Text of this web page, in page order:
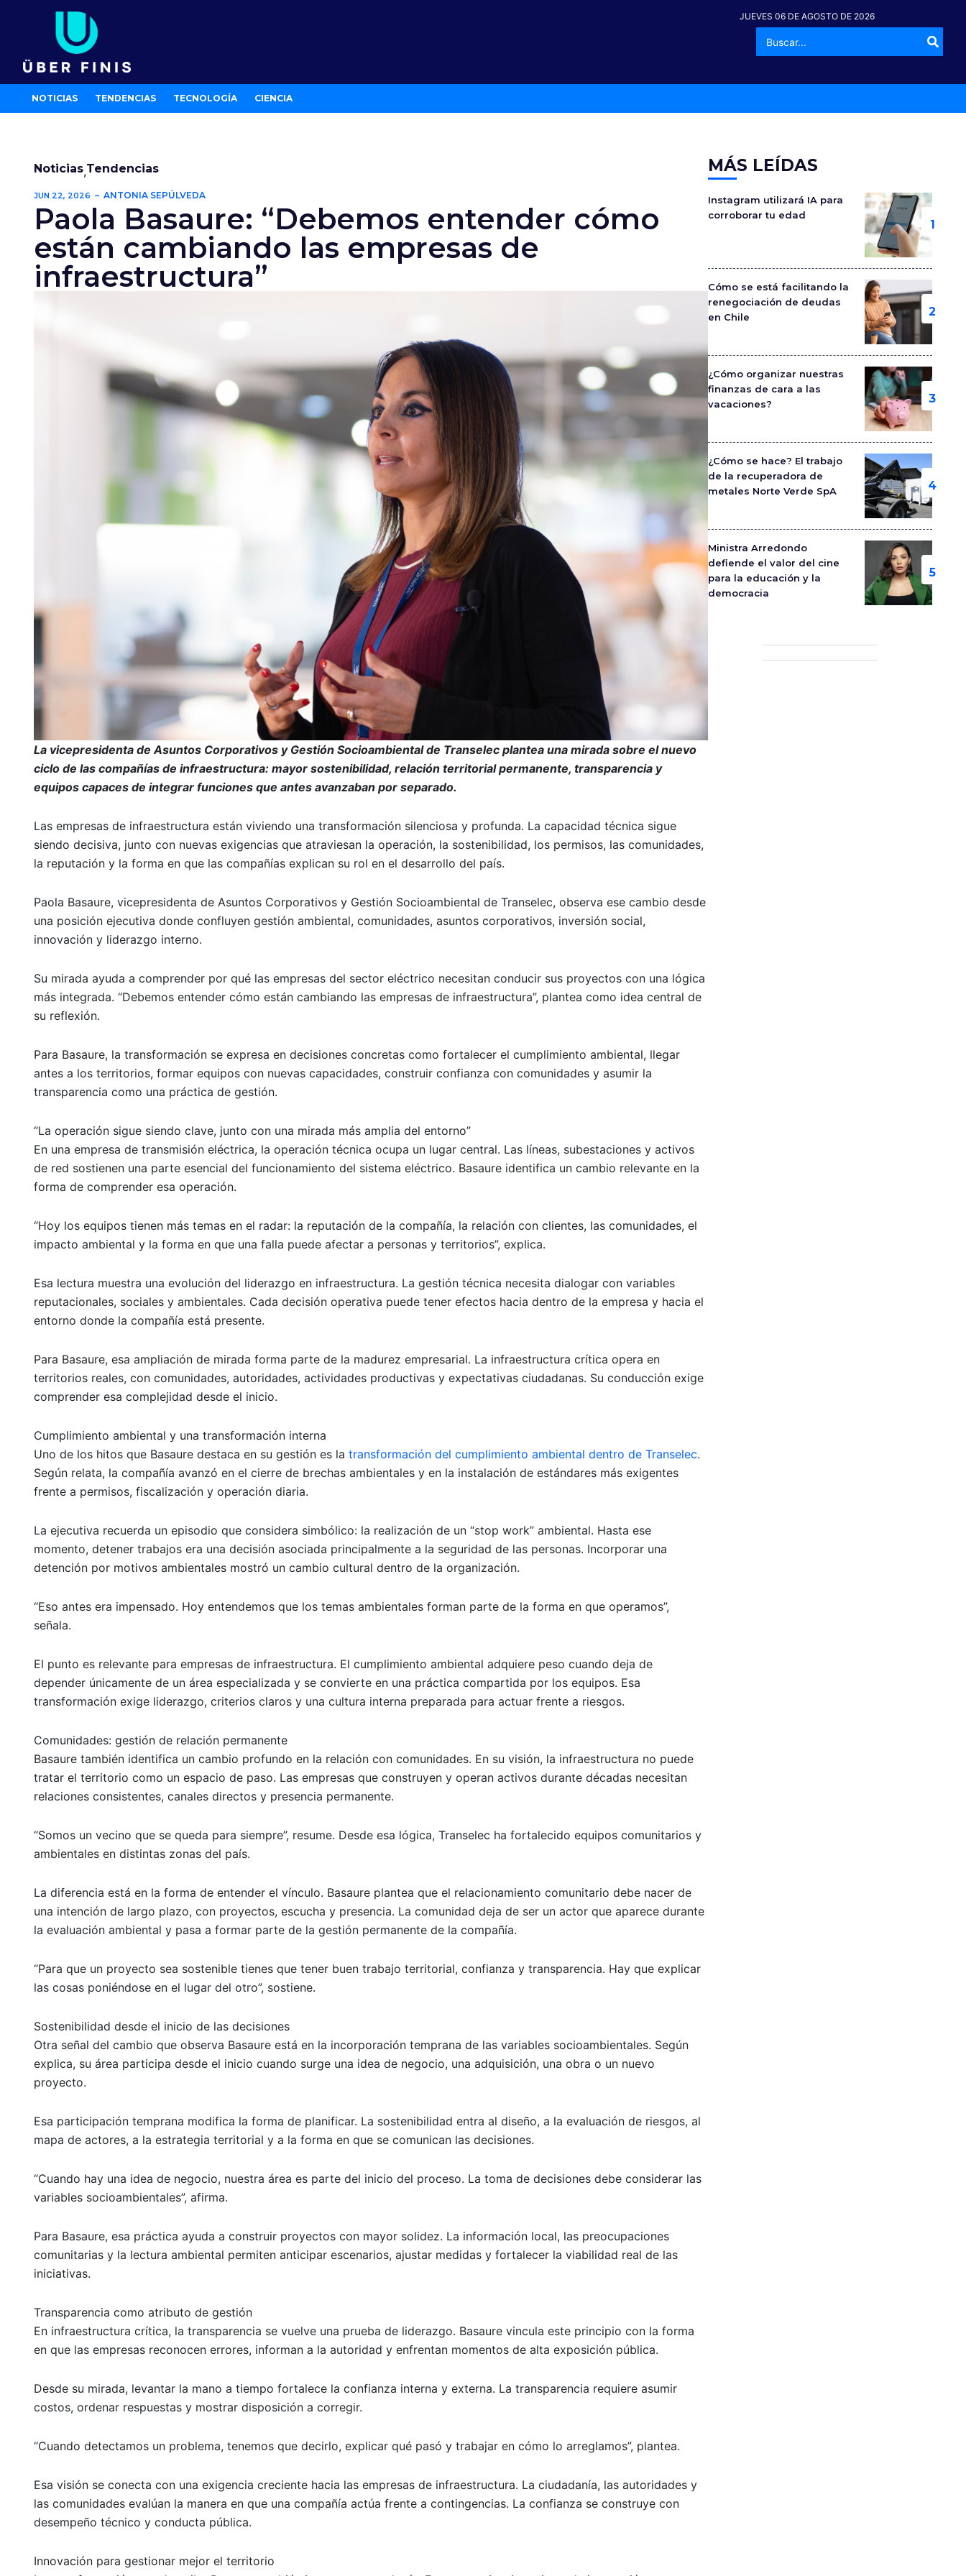
JUEVES 06 DE AGOSTO DE 2026
-º
por:
NOTICIAS TENDENCIAS TECNOLOGÍA CIENCIA
Noticias,Tendencias
JUN 22, 2026 ANTONIA SEPÚLVEDA
Paola Basaure: “Debemos entender cómo
están cambiando las empresas de
infraestructura”
La vicepresidenta de Asuntos Corporativos y Gestión Socioambiental de Transelec plantea una mirada sobre el nuevo
ciclo de las compañías de infraestructura: mayor sostenibilidad, relación territorial permanente, transparencia y
equipos capaces de integrar funciones que antes avanzaban por separado.
Las empresas de infraestructura están viviendo una transformación silenciosa y profunda. La capacidad técnica sigue
siendo decisiva, junto con nuevas exigencias que atraviesan la operación, la sostenibilidad, los permisos, las comunidades,
la reputación y la forma en que las compañías explican su rol en el desarrollo del país.
Paola Basaure, vicepresidenta de Asuntos Corporativos y Gestión Socioambiental de Transelec, observa ese cambio desde
una posición ejecutiva donde confluyen gestión ambiental, comunidades, asuntos corporativos, inversión social,
innovación y liderazgo interno.
Su mirada ayuda a comprender por qué las empresas del sector eléctrico necesitan conducir sus proyectos con una lógica
más integrada. “Debemos entender cómo están cambiando las empresas de infraestructura”, plantea como idea central de
su reflexión.
Para Basaure, la transformación se expresa en decisiones concretas como fortalecer el cumplimiento ambiental, llegar
antes a los territorios, formar equipos con nuevas capacidades, construir confianza con comunidades y asumir la
transparencia como una práctica de gestión.
“La operación sigue siendo clave, junto con una mirada más amplia del entorno”
En una empresa de transmisión eléctrica, la operación técnica ocupa un lugar central. Las líneas, subestaciones y activos
de red sostienen una parte esencial del funcionamiento del sistema eléctrico. Basaure identifica un cambio relevante en la
forma de comprender esa operación.
“Hoy los equipos tienen más temas en el radar: la reputación de la compañía, la relación con clientes, las comunidades, el
impacto ambiental y la forma en que una falla puede afectar a personas y territorios”, explica.
Esa lectura muestra una evolución del liderazgo en infraestructura. La gestión técnica necesita dialogar con variables
reputacionales, sociales y ambientales. Cada decisión operativa puede tener efectos hacia dentro de la empresa y hacia el
entorno donde la compañía está presente.
Para Basaure, esa ampliación de mirada forma parte de la madurez empresarial. La infraestructura crítica opera en
territorios reales, con comunidades, autoridades, actividades productivas y expectativas ciudadanas. Su conducción exige
comprender esa complejidad desde el inicio.
Cumplimiento ambiental y una transformación interna
Uno de los hitos que Basaure destaca en su gestión es la transformación del cumplimiento ambiental dentro de Transelec.
Según relata, la compañía avanzó en el cierre de brechas ambientales y en la instalación de estándares más exigentes
frente a permisos, fiscalización y operación diaria.
La ejecutiva recuerda un episodio que considera simbólico: la realización de un “stop work” ambiental. Hasta ese
momento, detener trabajos era una decisión asociada principalmente a la seguridad de las personas. Incorporar una
detención por motivos ambientales mostró un cambio cultural dentro de la organización.
“Eso antes era impensado. Hoy entendemos que los temas ambientales forman parte de la forma en que operamos”,
señala.
El punto es relevante para empresas de infraestructura. El cumplimiento ambiental adquiere peso cuando deja de
depender únicamente de un área especializada y se convierte en una práctica compartida por los equipos. Esa
transformación exige liderazgo, criterios claros y una cultura interna preparada para actuar frente a riesgos.
Comunidades: gestión de relación permanente
Basaure también identifica un cambio profundo en la relación con comunidades. En su visión, la infraestructura no puede
tratar el territorio como un espacio de paso. Las empresas que construyen y operan activos durante décadas necesitan
relaciones consistentes, canales directos y presencia permanente.
“Somos un vecino que se queda para siempre”, resume. Desde esa lógica, Transelec ha fortalecido equipos comunitarios y
ambientales en distintas zonas del país.
La diferencia está en la forma de entender el vínculo. Basaure plantea que el relacionamiento comunitario debe nacer de
una intención de largo plazo, con proyectos, escucha y presencia. La comunidad deja de ser un actor que aparece durante
la evaluación ambiental y pasa a formar parte de la gestión permanente de la compañía.
“Para que un proyecto sea sostenible tienes que tener buen trabajo territorial, confianza y transparencia. Hay que explicar
las cosas poniéndose en el lugar del otro”, sostiene.
Sostenibilidad desde el inicio de las decisiones
Otra señal del cambio que observa Basaure está en la incorporación temprana de las variables socioambientales. Según
explica, su área participa desde el inicio cuando surge una idea de negocio, una adquisición, una obra o un nuevo
proyecto.
Esa participación temprana modifica la forma de planificar. La sostenibilidad entra al diseño, a la evaluación de riesgos, al
mapa de actores, a la estrategia territorial y a la forma en que se comunican las decisiones.
“Cuando hay una idea de negocio, nuestra área es parte del inicio del proceso. La toma de decisiones debe considerar las
variables socioambientales”, afirma.
Para Basaure, esa práctica ayuda a construir proyectos con mayor solidez. La información local, las preocupaciones
comunitarias y la lectura ambiental permiten anticipar escenarios, ajustar medidas y fortalecer la viabilidad real de las
iniciativas.
Transparencia como atributo de gestión
En infraestructura crítica, la transparencia se vuelve una prueba de liderazgo. Basaure vincula este principio con la forma
en que las empresas reconocen errores, informan a la autoridad y enfrentan momentos de alta exposición pública.
Desde su mirada, levantar la mano a tiempo fortalece la confianza interna y externa. La transparencia requiere asumir
costos, ordenar respuestas y mostrar disposición a corregir.
“Cuando detectamos un problema, tenemos que decirlo, explicar qué pasó y trabajar en cómo lo arreglamos”, plantea.
Esa visión se conecta con una exigencia creciente hacia las empresas de infraestructura. La ciudadanía, las autoridades y
las comunidades evalúan la manera en que una compañía actúa frente a contingencias. La confianza se construye con
desempeño técnico y conducta pública.
Innovación para gestionar mejor el territorio
MÁS LEÍDAS
Instagram utilizará IA para
corroborar tu edad
Cómo se está facilitando la
renegociación de deudas
en Chile
¿Cómo organizar nuestras
finanzas de cara a las
vacaciones?
¿Cómo se hace? El trabajo
de la recuperadora de
metales Norte Verde SpA
Ministra Arredondo
defiende el valor del cine
para la educación y la
democracia